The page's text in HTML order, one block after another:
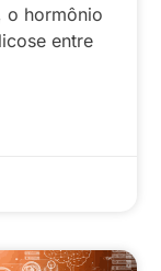
o hormônio
entre